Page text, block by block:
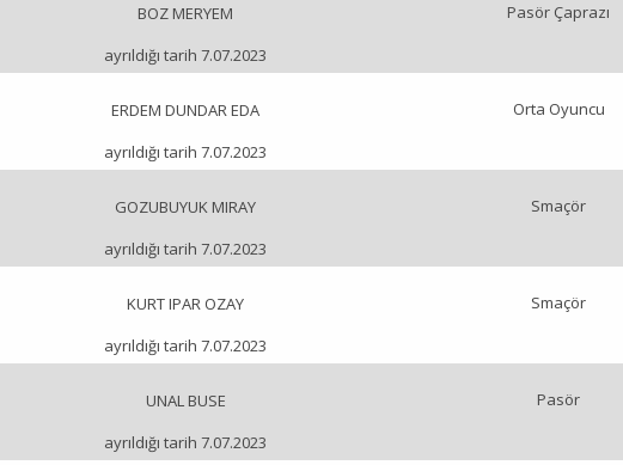
BOZ MERYEM
ayrıldığı tarih 7.07.2023
Pasör Çaprazı
ERDEM DUNDAR EDA
ayrıldığı tarih 7.07.2023
Orta Oyuncu
GOZUBUYUK MIRAY
ayrıldığı tarih 7.07.2023
Smaçör
KURT IPAR OZAY
ayrıldığı tarih 7.07.2023
Smaçör
UNAL BUSE
ayrıldığı tarih 7.07.2023
Pasör